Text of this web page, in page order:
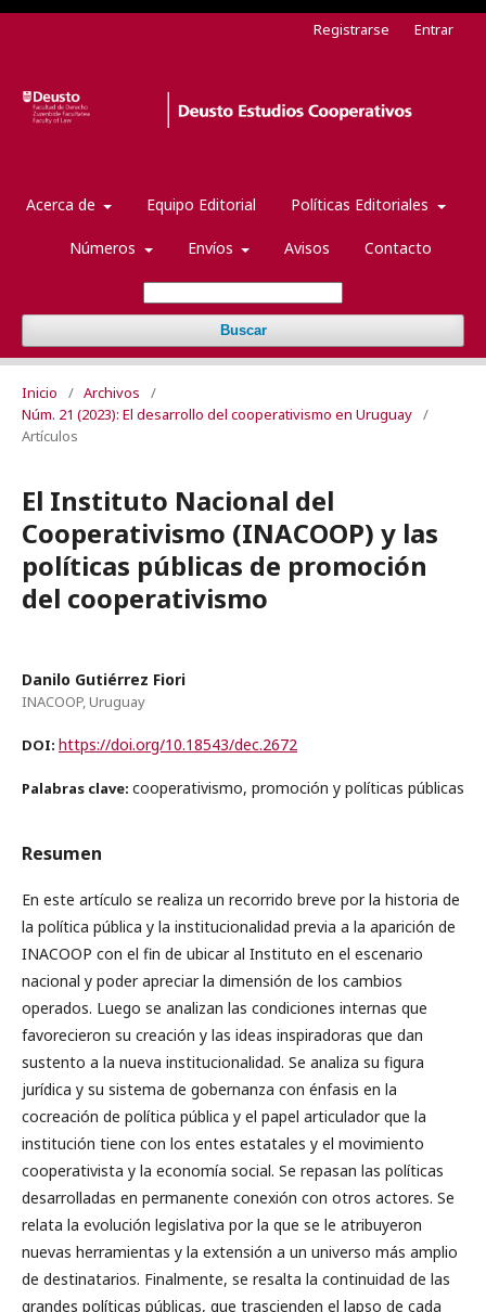
Acerca de Equipo Editorial Políticas Editoriales
Números Envíos Avisos Contacto
Buscar
Registrarse Entrar
Inicio / Archivos
/
Núm. 21 (2023): El desarrollo del cooperativismo en Uruguay /
Artículos
El Instituto Nacional del
Cooperativismo (INACOOP) y las
políticas públicas de promoción
del cooperativismo
Danilo Gutiérrez Fiori
INACOOP, Uruguay
DOI: https://doi.org/10.18543/dec.2672
Palabras clave: cooperativismo, promoción y políticas públicas
Resumen
En este artículo se realiza un recorrido breve por la historia de
la política pública y la institucionalidad previa a la aparición de
INACOOP con el fin de ubicar al Instituto en el escenario
nacional y poder apreciar la dimensión de los cambios
operados. Luego se analizan las condiciones internas que
favorecieron su creación y las ideas inspiradoras que dan
sustento a la nueva institucionalidad. Se analiza su figura
jurídica y su sistema de gobernanza con énfasis en la
cocreación de política pública y el papel articulador que la
institución tiene con los entes estatales y el movimiento
cooperativista y la economía social. Se repasan las políticas
desarrolladas en permanente conexión con otros actores. Se
relata la evolución legislativa por la que se le atribuyeron
nuevas herramientas y la extensión a un universo más amplio
de destinatarios. Finalmente, se resalta la continuidad de las
grandes políticas públicas, que trascienden el lapso de cada